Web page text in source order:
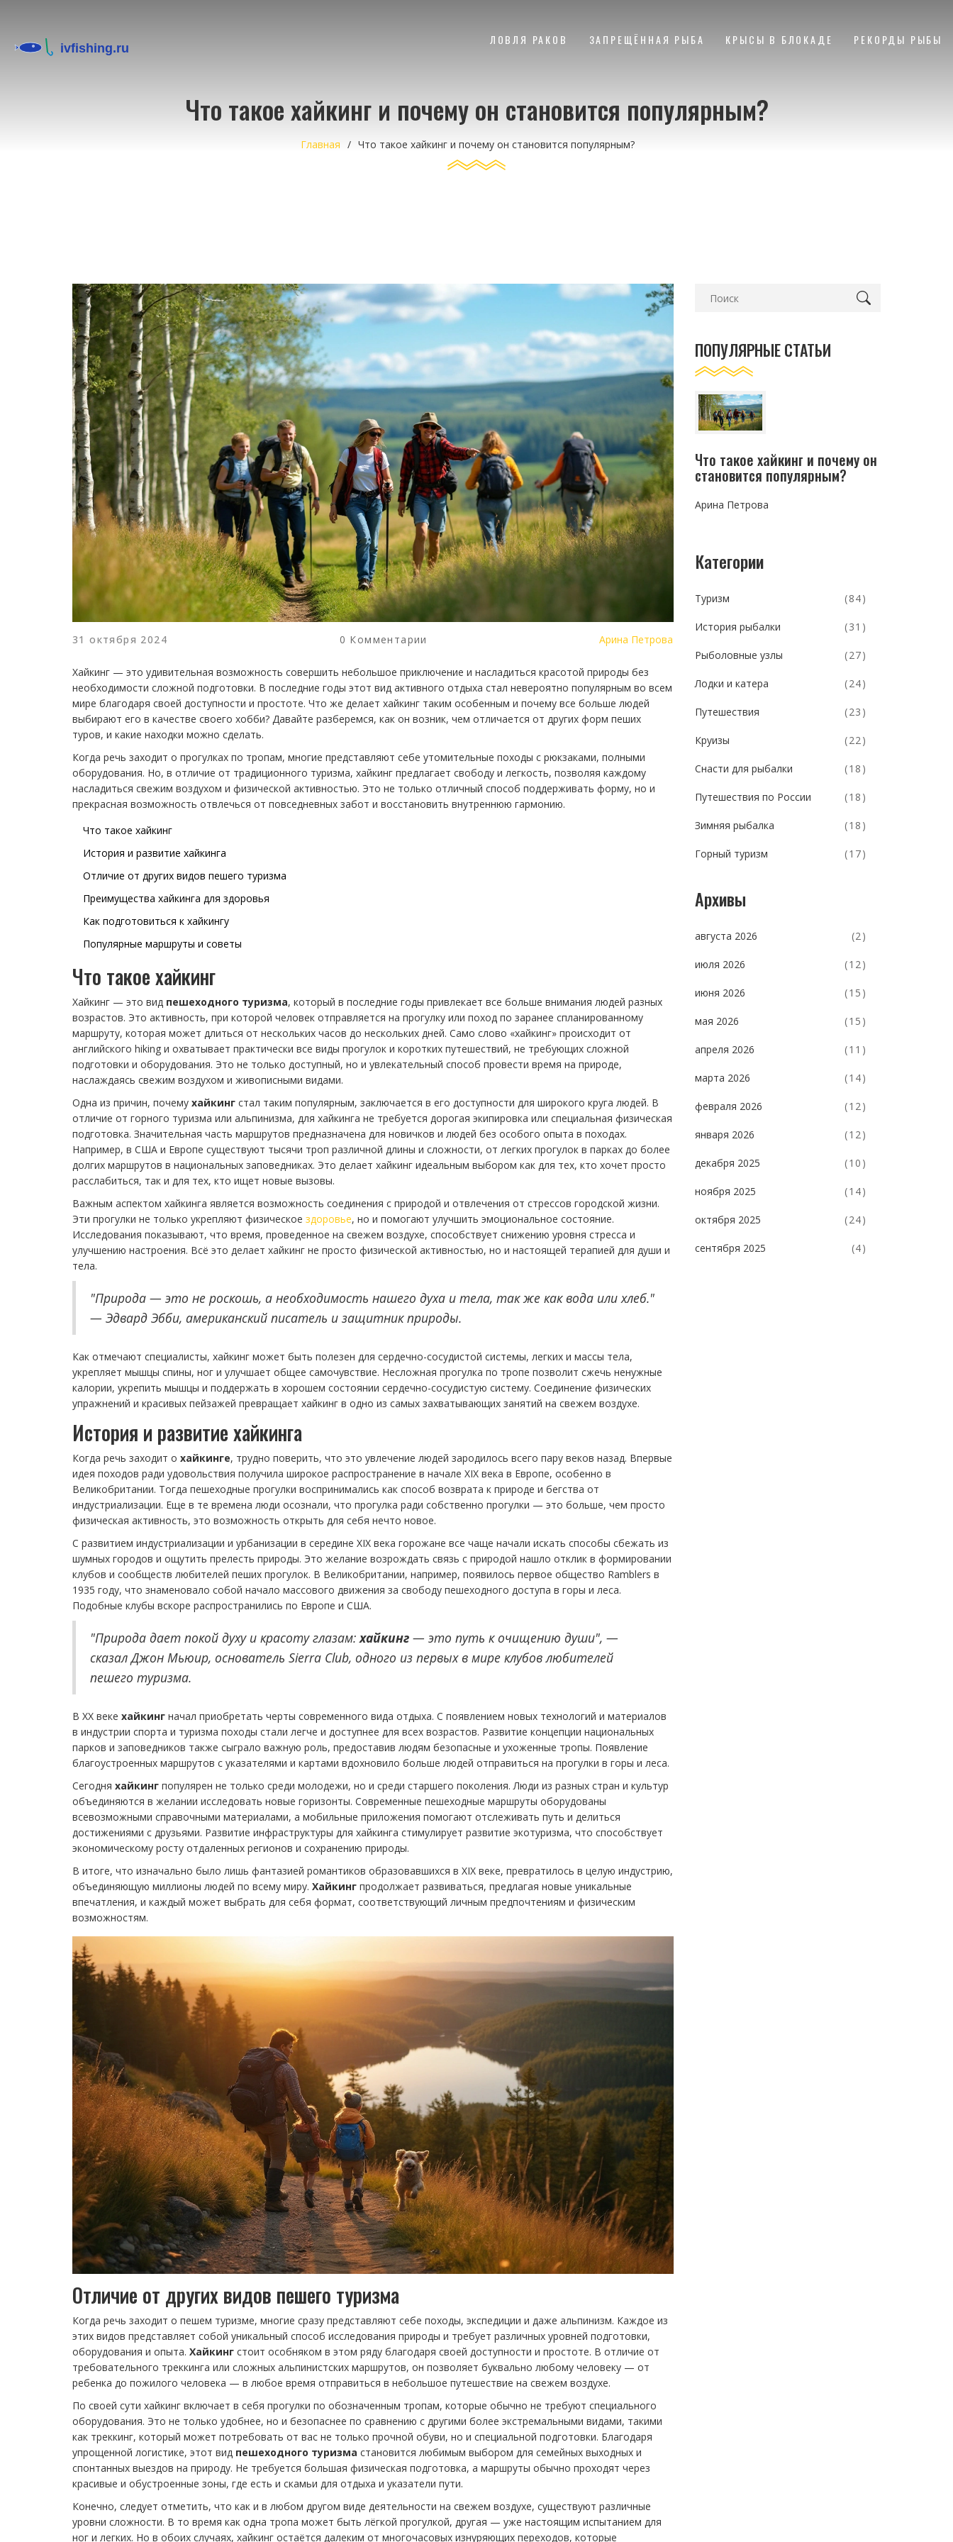
ЛОВЛЯ РАКОВ ЗАПРЕЩЁННАЯ РЫБА КРЫСЫ В БЛОКАДЕ РЕКОРДЫ РЫБЫ
Что такое хайкинг и почему он становится популярным?
Главная Что такое хайкинг и почему он становится популярным?
31 октября 2024 0 Комментарии Арина Петрова
Хайкинг — это удивительная возможность совершить небольшое приключение и насладиться красотой природы без
необходимости сложной подготовки. В последние годы этот вид активного отдыха стал невероятно популярным во всем
мире благодаря своей доступности и простоте. Что же делает хайкинг таким особенным и почему все больше людей
выбирают его в качестве своего хобби? Давайте разберемся, как он возник, чем отличается от других форм пеших
туров, и какие находки можно сделать.
Когда речь заходит о прогулках по тропам, многие представляют себе утомительные походы с рюкзаками, полными
оборудования. Но, в отличие от традиционного туризма, хайкинг предлагает свободу и легкость, позволяя каждому
насладиться свежим воздухом и физической активностью. Это не только отличный способ поддерживать форму, но и
прекрасная возможность отвлечься от повседневных забот и восстановить внутреннюю гармонию.
Что такое хайкинг
История и развитие хайкинга
Отличие от других видов пешего туризма
Преимущества хайкинга для здоровья
Как подготовиться к хайкингу
Популярные маршруты и советы
Что такое хайкинг
Хайкинг — это вид пешеходного туризма, который в последние годы привлекает все больше внимания людей разных
возрастов. Это активность, при которой человек отправляется на прогулку или поход по заранее спланированному
маршруту, которая может длиться от нескольких часов до нескольких дней. Само слово «хайкинг» происходит от
английского hiking и охватывает практически все виды прогулок и коротких путешествий, не требующих сложной
подготовки и оборудования. Это не только доступный, но и увлекательный способ провести время на природе,
наслаждаясь свежим воздухом и живописными видами.
Одна из причин, почему хайкинг стал таким популярным, заключается в его доступности для широкого круга людей. В
отличие от горного туризма или альпинизма, для хайкинга не требуется дорогая экипировка или специальная физическая
подготовка. Значительная часть маршрутов предназначена для новичков и людей без особого опыта в походах.
Например, в США и Европе существуют тысячи троп различной длины и сложности, от легких прогулок в парках до более
долгих маршрутов в национальных заповедниках. Это делает хайкинг идеальным выбором как для тех, кто хочет просто
расслабиться, так и для тех, кто ищет новые вызовы.
Важным аспектом хайкинга является возможность соединения с природой и отвлечения от стрессов городской жизни.
Эти прогулки не только укрепляют физическое здоровье, но и помогают улучшить эмоциональное состояние.
Исследования показывают, что время, проведенное на свежем воздухе, способствует снижению уровня стресса и
улучшению настроения. Всё это делает хайкинг не просто физической активностью, но и настоящей терапией для души и
тела.
"Природа — это не роскошь, а необходимость нашего духа и тела, так же как вода или хлеб."
— Эдвард Эбби, американский писатель и защитник природы.
Как отмечают специалисты, хайкинг может быть полезен для сердечно-сосудистой системы, легких и массы тела,
укрепляет мышцы спины, ног и улучшает общее самочувствие. Несложная прогулка по тропе позволит сжечь ненужные
калории, укрепить мышцы и поддержать в хорошем состоянии сердечно-сосудистую систему. Соединение физических
упражнений и красивых пейзажей превращает хайкинг в одно из самых захватывающих занятий на свежем воздухе.
История и развитие хайкинга
Когда речь заходит о хайкинге, трудно поверить, что это увлечение людей зародилось всего пару веков назад. Впервые
идея походов ради удовольствия получила широкое распространение в начале XIX века в Европе, особенно в
Великобритании. Тогда пешеходные прогулки воспринимались как способ возврата к природе и бегства от
индустриализации. Еще в те времена люди осознали, что прогулка ради собственно прогулки — это больше, чем просто
физическая активность, это возможность открыть для себя нечто новое.
С развитием индустриализации и урбанизации в середине XIX века горожане все чаще начали искать способы сбежать из
шумных городов и ощутить прелесть природы. Это желание возрождать связь с природой нашло отклик в формировании
клубов и сообществ любителей пеших прогулок. В Великобритании, например, появилось первое общество Ramblers в
1935 году, что знаменовало собой начало массового движения за свободу пешеходного доступа в горы и леса.
Подобные клубы вскоре распространились по Европе и США.
"Природа дает покой духу и красоту глазам: хайкинг — это путь к очищению души", —
сказал Джон Мьюир, основатель Sierra Club, одного из первых в мире клубов любителей
пешего туризма.
В XX веке хайкинг начал приобретать черты современного вида отдыха. С появлением новых технологий и материалов
в индустрии спорта и туризма походы стали легче и доступнее для всех возрастов. Развитие концепции национальных
парков и заповедников также сыграло важную роль, предоставив людям безопасные и ухоженные тропы. Появление
благоустроенных маршрутов с указателями и картами вдохновило больше людей отправиться на прогулки в горы и леса.
Сегодня хайкинг популярен не только среди молодежи, но и среди старшего поколения. Люди из разных стран и культур
объединяются в желании исследовать новые горизонты. Современные пешеходные маршруты оборудованы
всевозможными справочными материалами, а мобильные приложения помогают отслеживать путь и делиться
достижениями с друзьями. Развитие инфраструктуры для хайкинга стимулирует развитие экотуризма, что способствует
экономическому росту отдаленных регионов и сохранению природы.
В итоге, что изначально было лишь фантазией романтиков образовавшихся в XIX веке, превратилось в целую индустрию,
объединяющую миллионы людей по всему миру. Хайкинг продолжает развиваться, предлагая новые уникальные
впечатления, и каждый может выбрать для себя формат, соответствующий личным предпочтениям и физическим
возможностям.
Отличие от других видов пешего туризма
Когда речь заходит о пешем туризме, многие сразу представляют себе походы, экспедиции и даже альпинизм. Каждое из
этих видов представляет собой уникальный способ исследования природы и требует различных уровней подготовки,
оборудования и опыта. Хайкинг стоит особняком в этом ряду благодаря своей доступности и простоте. В отличие от
требовательного треккинга или сложных альпинистских маршрутов, он позволяет буквально любому человеку — от
ребенка до пожилого человека — в любое время отправиться в небольшое путешествие на свежем воздухе.
По своей сути хайкинг включает в себя прогулки по обозначенным тропам, которые обычно не требуют специального
оборудования. Это не только удобнее, но и безопаснее по сравнению с другими более экстремальными видами, такими
как треккинг, который может потребовать от вас не только прочной обуви, но и специальной подготовки. Благодаря
упрощенной логистике, этот вид пешеходного туризма становится любимым выбором для семейных выходных и
спонтанных выездов на природу. Не требуется большая физическая подготовка, а маршруты обычно проходят через
красивые и обустроенные зоны, где есть и скамьи для отдыха и указатели пути.
Конечно, следует отметить, что как и в любом другом виде деятельности на свежем воздухе, существуют различные
уровни сложности. В то время как одна тропа может быть лёгкой прогулкой, другая — уже настоящим испытанием для
ног и легких. Но в обоих случаях, хайкинг остаётся далеким от многочасовых изнуряющих переходов, которые
ПОПУЛЯРНЫЕ СТАТЬИ
Что такое хайкинг и почему он
становится популярным?
Арина Петрова
Категории
Туризм (84)
История рыбалки (31)
Рыболовные узлы (27)
Лодки и катера (24)
Путешествия (23)
Круизы (22)
Снасти для рыбалки (18)
Путешествия по России (18)
Зимняя рыбалка (18)
Горный туризм (17)
Архивы
августа 2026 (2)
июля 2026 (12)
июня 2026 (15)
мая 2026 (15)
апреля 2026 (11)
марта 2026 (14)
февраля 2026 (12)
января 2026 (12)
декабря 2025 (10)
ноября 2025 (14)
октября 2025 (24)
сентября 2025 (4)